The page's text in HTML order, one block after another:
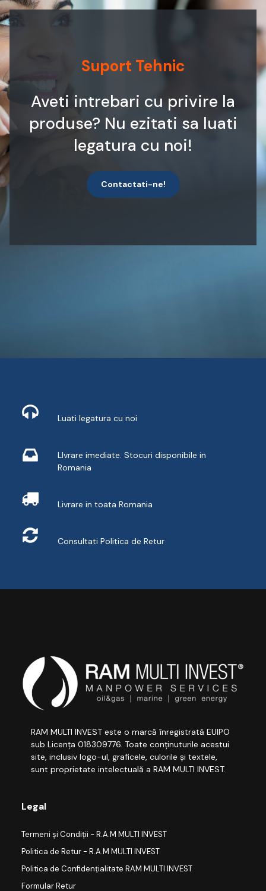
Suport Tehnic
Aveti intrebari cu privire la
produse? Nu ezitati sa luati
legatura cu noi!
Contactati-ne!
Luati legatura cu noi
LIvrare imediate. Stocuri disponibile in
Romania
Livrare in toata Romania
Consultati Politica de Retur
RAM MULTI INVEST este o marcă înregistrată EUIPO
sub Licența 018309776. Toate conținuturile acestui
site, inclusiv logo-ul, graficele, culorile și textele,
sunt proprietate intelectuală a RAM MULTI INVEST.
Legal
Termeni și Condiții - R.A.M MULTI INVEST
Politica de Retur - R.A.M MULTI INVEST
Politica de Confidențialitate RAM MULTI INVEST
Formular Retur